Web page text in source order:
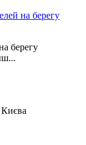
на берегу
берегу
Києва